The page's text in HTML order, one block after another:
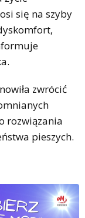
się na szyby
zwrócić
rozwiązania
pieszych.